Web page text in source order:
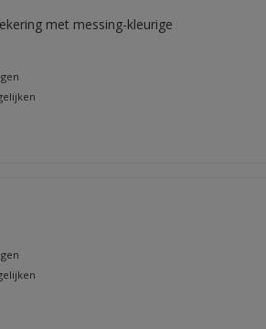
met messing-kleurige